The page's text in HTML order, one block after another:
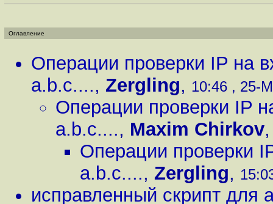
Оглавление
Операции проверки IP на
a.b.c...., Zergling, 10:46 , 25-
Операции проверки IP
a.b.c...., Maxim Chirkov
Операции проверки
a.b.c...., Zergling,
исправленный скрипт для